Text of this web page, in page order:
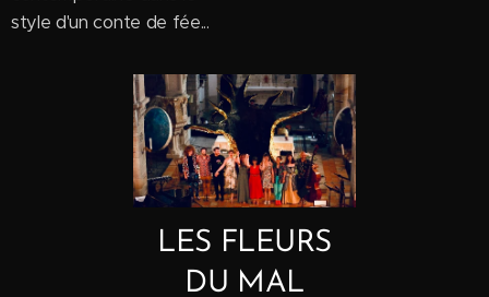
style d'un conte de fée...
LES FLEURS
DU MAL